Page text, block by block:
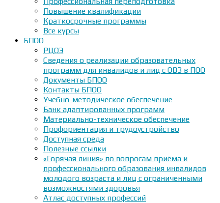
Повышение квалификации
Краткосрочные программы
Все курсы
БПОО
РЦОЭ
Сведения о реализации образовательных
программ для инвалидов и лиц с ОВЗ в ПОО
Документы БПОО
Контакты БПОО
Учебно-методическое обеспечение
Банк адаптированных программ
Материально-техническое обеспечение
Профориентация и трудоустройство
Доступная среда
Полезные ссылки
«Горячая линия» по вопросам приёма и
профессионального образования инвалидов
молодого возраста и лиц с ограниченными
возможностями здоровья
Атлас доступных профессий